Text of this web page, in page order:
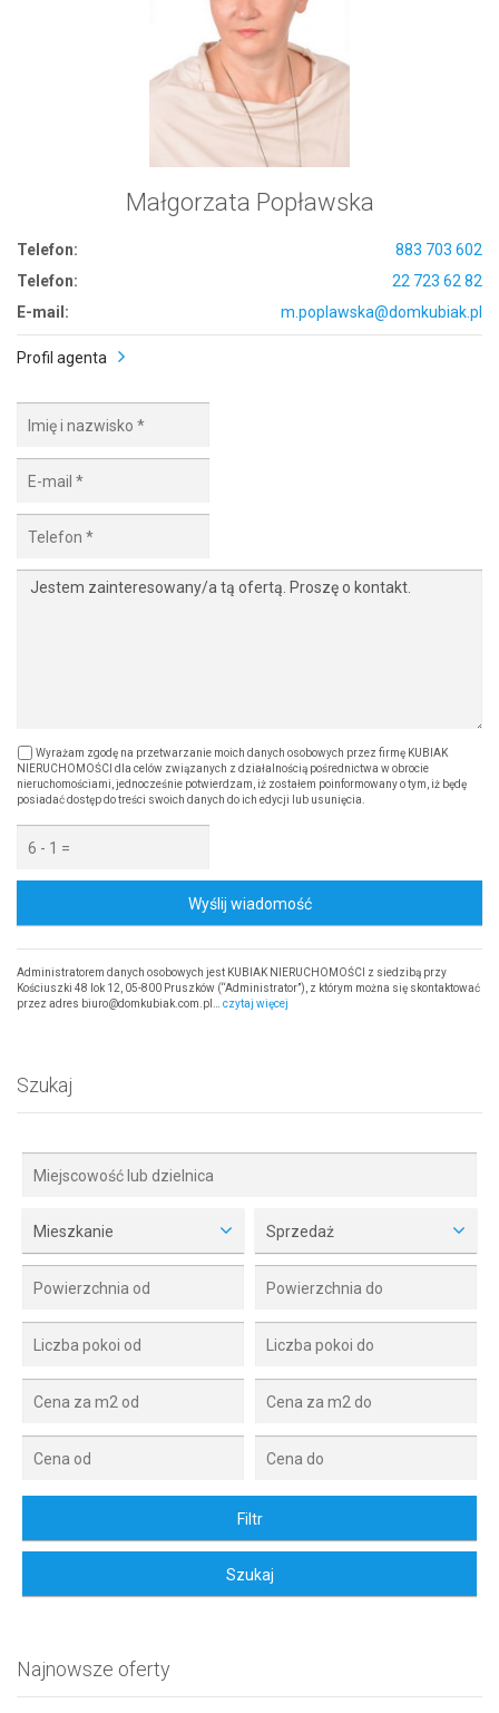
Małgorzata Popławska
Telefon:
883 703 602
Telefon:
22 723 62 82
E-mail:
m.poplawska@domkubiak.pl
Profil agenta
Wyrażam zgodę na przetwarzanie moich danych osobowych przez firmę KUBIAK
NIERUCHOMOŚCI dla celów związanych z działalnością pośrednictwa w obrocie
nieruchomościami, jednocześnie potwierdzam, iż zostałem poinformowany o tym, iż będę
posiadać dostęp do treści swoich danych do ich edycji lub usunięcia.
Wyślij wiadomość
Administratorem danych osobowych jest KUBIAK NIERUCHOMOŚCI z siedzibą przy
Kościuszki 48 lok 12, 05-800 Pruszków (“Administrator”), z którym można się skontaktować
przez adres biuro@domkubiak.com.pl… czytaj więcej
Szukaj
Mieszkanie Sprzedaż
Najnowsze oferty